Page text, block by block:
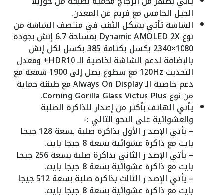
الجيل الخامس مع فريم من المعدن.
الشاشة تأتي بشكل الثقب في منتصف الشاشة من
نوع Dynamic AMOLED 2X بمساحة 6.7 إنش بجودة
1080×2340 بكسل بكثافة 385 بكسل لكل إنش
بالإضافة لدعم الشاشة لخاصية الـ HDR10+ ومعدل
التحديث 120Hz مع سطوع يصل إلى 1900 شمعة مع
دعم خاصية الـ Always On Display مع طبقة حماية
من نوع Corning Gorilla Glass Victus Plus.
يأتي الهاتف بأكثر من إصدار للذاكرة الصلبة
والعشوائية على النحو التالي :-
– يأتي الإصدار الأول بذاكرة صلبة بسعة 128 جيجا
بايت مع ذاكرة عشوائية بسعة 8 جيجا بايت.
– يأتي الإصدار الثاني بذاكرة صلبة بسعة 256 جيجا
بايت مع ذاكرة عشوائية بسعة 8 جيجا بايت.
– يأتي الإصدار الثالث بذاكرة صلبة بسعة 512 جيجا
بايت مع ذاكرة عشوائية بسعة 8 جيجا بايت.